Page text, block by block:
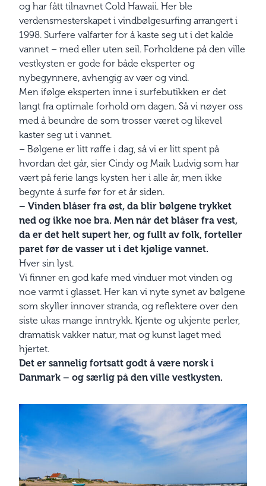
og har fått tilnavnet Cold Hawaii. Her ble
verdensmesterskapet i vindbølgesurfing arrangert i
1998. Surfere valfarter for å kaste seg ut i det kalde
vannet – med eller uten seil. Forholdene på den ville
vestkysten er gode for både eksperter og
nybegynnere, avhengig av vær og vind.
Men ifølge eksperten inne i surfebutikken er det
langt fra optimale forhold om dagen. Så vi nøyer oss
med å beundre de som trosser været og likevel
kaster seg ut i vannet.
– Bølgene er litt røffe i dag, så vi er litt spent på
hvordan det går, sier Cindy og Maik Ludvig som har
vært på ferie langs kysten her i alle år, men ikke
begynte å surfe før for et år siden.
– Vinden blåser fra øst, da blir bølgene trykket
ned og ikke noe bra. Men når det blåser fra vest,
da er det helt supert her, og fullt av folk, forteller
paret før de vasser ut i det kjølige vannet.
Hver sin lyst.
Vi finner en god kafe med vinduer mot vinden og
noe varmt i glasset. Her kan vi nyte synet av bølgene
som skyller innover stranda, og reflektere over den
siste ukas mange inntrykk. Kjente og ukjente perler,
dramatisk vakker natur, mat og kunst laget med
hjertet.
Det er sannelig fortsatt godt å være norsk i
Danmark – og særlig på den ville vestkysten.